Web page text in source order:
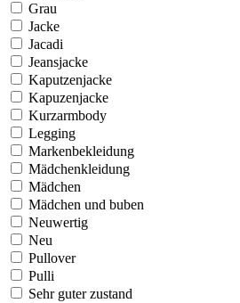
Grau
Jacke
Jacadi
Jeansjacke
Kaputzenjacke
Kapuzenjacke
Kurzarmbody
Legging
Markenbekleidung
Mädchenkleidung
Mädchen
Mädchen und buben
Neuwertig
Neu
Pullover
Pulli
Sehr guter zustand